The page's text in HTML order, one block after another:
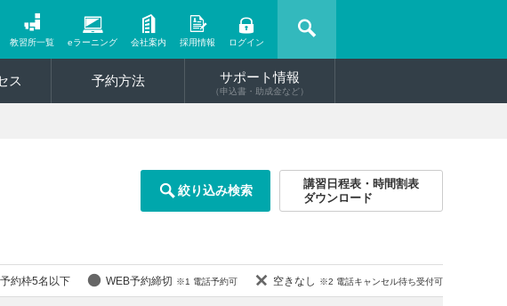
教習所一覧 eラーニング 会社案内 採用情報 ログイン
ス 予約方法 サポート情報
（申込書・助成金など）
絞り込み検索
講習日程表・時間割表
ダウンロード
予約枠5名以下 WEB予約締切 ※1 電話予約可 空きなし ※2 電話キャンセル待ち受付可